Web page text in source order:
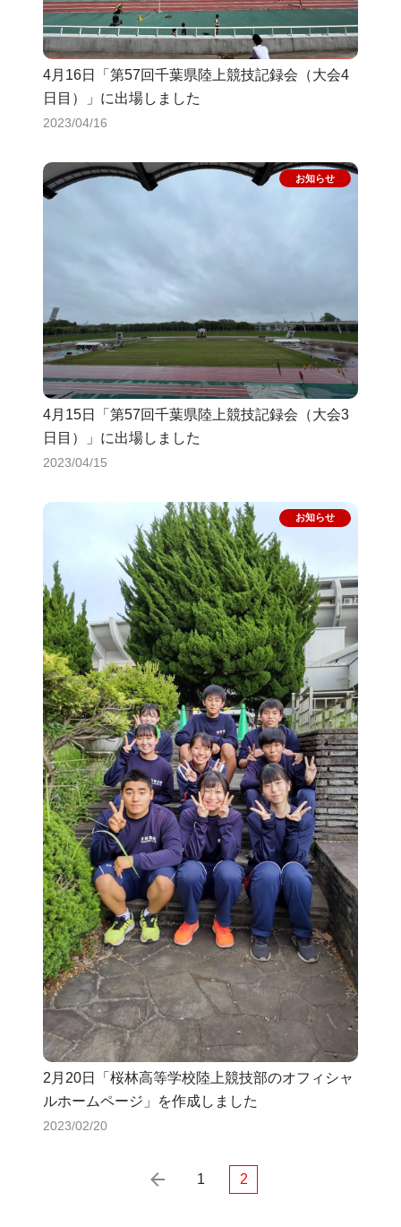
4月16日「第57回千葉県陸上競技記録会（大会4
日目）」に出場しました
2023/04/16
4月15日「第57回千葉県陸上競技記録会（大会3
日目）」に出場しました
2023/04/15
2月20日「桜林高等学校陸上競技部のオフィシャ
ルホームページ」を作成しました
2023/02/20
1 2